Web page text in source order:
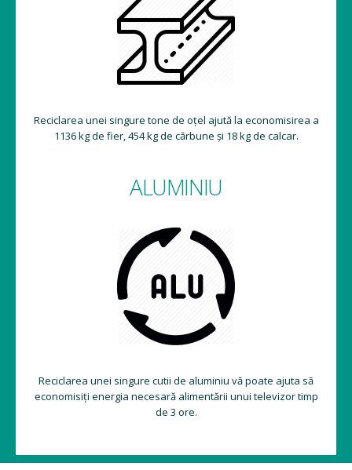
Reciclarea unei singure tone de oțel ajută la economisirea a
1136 kg de fier, 454 kg de cărbune și 18 kg de calcar.
ALUMINIU
Reciclarea unei singure cutii de aluminiu vă poate ajuta să
economisiți energia necesară alimentării unui televizor timp
de 3 ore.